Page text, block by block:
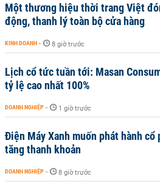
Một thương hiệu thời trang Việt
động, thanh lý toàn bộ cửa hàng
KINH DOANH - 8 giờ trước
Lịch cổ tức tuần tới: Masan
tỷ lệ cao nhất 100%
DOANH NGHIỆP - 1 giờ trước
Điện Máy Xanh muốn phát hành
tăng thanh khoản
DOANH NGHIỆP - 8 giờ trước